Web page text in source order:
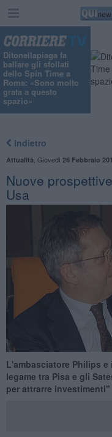
Ditonellapiaga fa
ballare gli sfollati
dello Spin Time a
Roma: «Sono molto
grata a questo
spazio»
Indietro
Attualità Giovedì 26 Febbraio
Nuove
Usa
L'ambasciatore Philips
legame tra Pisa e gli
per attrarre investimenti"